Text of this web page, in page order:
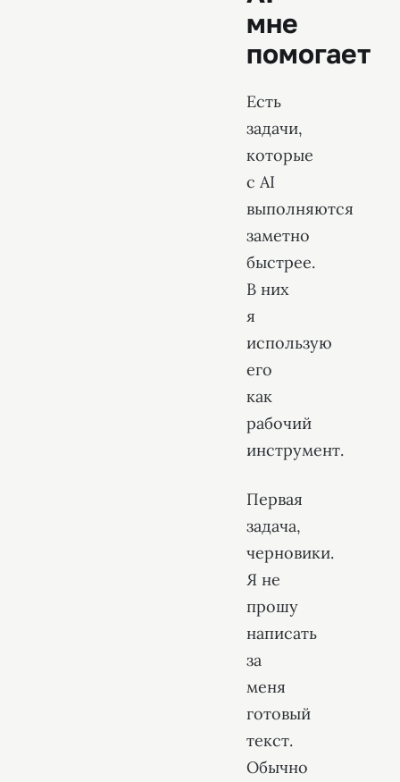
мне
помогает
Есть
задачи,
которые
с AI
выполняются
заметно
быстрее.
В них
я
использую
его
как
рабочий
инструмент.
Первая
задача,
черновики.
Я не
прошу
написать
за
меня
готовый
текст.
Обычно